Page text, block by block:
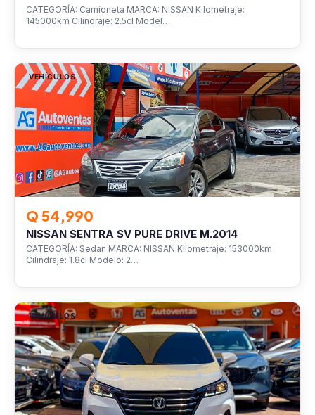
CATEGORÍA: Camioneta MARCA: NISSAN Kilometraje:
145000km Cilindraje: 2.5cl Model…
VEHÍCULOS
Q 54,990
NISSAN SENTRA SV PURE DRIVE M.2014
CATEGORÍA: Sedan MARCA: NISSAN Kilometraje: 153000km
Cilindraje: 1.8cl Modelo: 2…
VEHÍCULOS